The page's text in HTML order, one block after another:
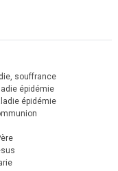
souffrance
épidémie
épidémie